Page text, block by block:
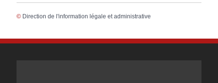
© Direction de l'information légale et administrative